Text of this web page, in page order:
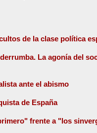
de la clase política
La agonía del
ante el abismo
de España
frente a "los